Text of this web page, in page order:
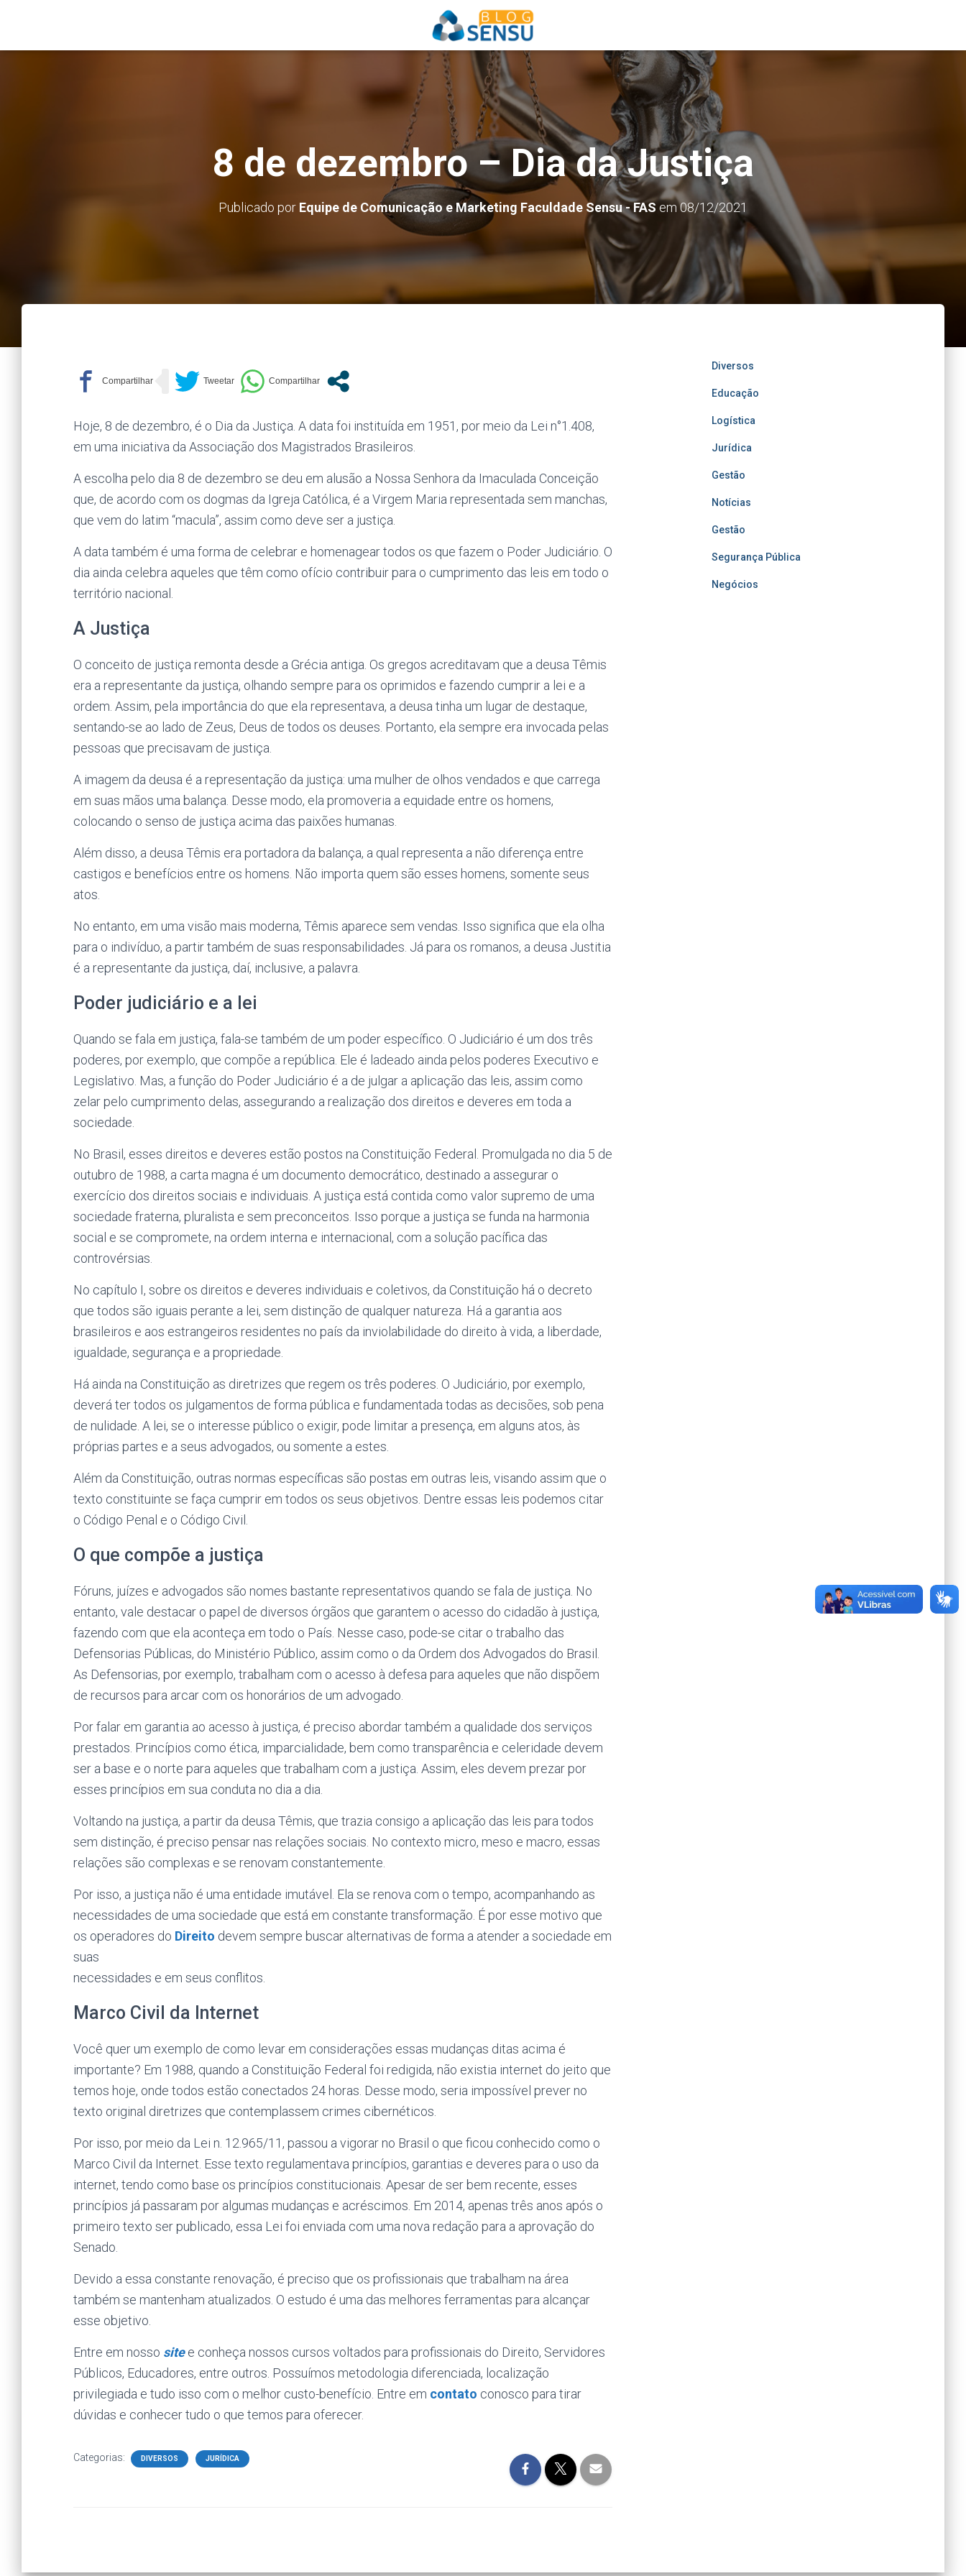
8 de dezembro – Dia da Justiça
Publicado por Equipe de Comunicação e Marketing Faculdade Sensu - FAS em08/12/2021
Hoje, 8 de dezembro, é o Dia da Justiça. A data foi instituída em 1951, por meio da Lei n°1.408,
em uma iniciativa da Associação dos Magistrados Brasileiros.
A escolha pelo dia 8 de dezembro se deu em alusão a Nossa Senhora da Imaculada Conceição
que, de acordo com os dogmas da Igreja Católica, é a Virgem Maria representada sem manchas,
que vem do latim “macula”, assim como deve ser a justiça.
A data também é uma forma de celebrar e homenagear todos os que fazem o Poder Judiciário. O
dia ainda celebra aqueles que têm como ofício contribuir para o cumprimento das leis em todo o
território nacional.
A Justiça
O conceito de justiça remonta desde a Grécia antiga. Os gregos acreditavam que a deusa Têmis
era a representante da justiça, olhando sempre para os oprimidos e fazendo cumprir a lei e a
ordem. Assim, pela importância do que ela representava, a deusa tinha um lugar de destaque,
sentando-se ao lado de Zeus, Deus de todos os deuses. Portanto, ela sempre era invocada pelas
pessoas que precisavam de justiça.
A imagem da deusa é a representação da justiça: uma mulher de olhos vendados e que carrega
em suas mãos uma balança. Desse modo, ela promoveria a equidade entre os homens,
colocando o senso de justiça acima das paixões humanas.
Além disso, a deusa Têmis era portadora da balança, a qual representa a não diferença entre
castigos e benefícios entre os homens. Não importa quem são esses homens, somente seus
atos.
No entanto, em uma visão mais moderna, Têmis aparece sem vendas. Isso significa que ela olha
para o indivíduo, a partir também de suas responsabilidades. Já para os romanos, a deusa Justitia
é a representante da justiça, daí, inclusive, a palavra.
Poder judiciário e a lei
Quando se fala em justiça, fala-se também de um poder específico. O Judiciário é um dos três
poderes, por exemplo, que compõe a república. Ele é ladeado ainda pelos poderes Executivo e
Legislativo. Mas, a função do Poder Judiciário é a de julgar a aplicação das leis, assim como
zelar pelo cumprimento delas, assegurando a realização dos direitos e deveres em toda a
sociedade.
No Brasil, esses direitos e deveres estão postos na Constituição Federal. Promulgada no dia 5 de
outubro de 1988, a carta magna é um documento democrático, destinado a assegurar o
exercício dos direitos sociais e individuais. A justiça está contida como valor supremo de uma
sociedade fraterna, pluralista e sem preconceitos. Isso porque a justiça se funda na harmonia
social e se compromete, na ordem interna e internacional, com a solução pacífica das
controvérsias.
No capítulo I, sobre os direitos e deveres individuais e coletivos, da Constituição há o decreto
que todos são iguais perante a lei, sem distinção de qualquer natureza. Há a garantia aos
brasileiros e aos estrangeiros residentes no país da inviolabilidade do direito à vida, a liberdade,
igualdade, segurança e a propriedade.
Há ainda na Constituição as diretrizes que regem os três poderes. O Judiciário, por exemplo,
deverá ter todos os julgamentos de forma pública e fundamentada todas as decisões, sob pena
de nulidade. A lei, se o interesse público o exigir, pode limitar a presença, em alguns atos, às
próprias partes e a seus advogados, ou somente a estes.
Além da Constituição, outras normas específicas são postas em outras leis, visando assim que o
texto constituinte se faça cumprir em todos os seus objetivos. Dentre essas leis podemos citar
o Código Penal e o Código Civil.
O que compõe a justiça
Fóruns, juízes e advogados são nomes bastante representativos quando se fala de justiça. No
entanto, vale destacar o papel de diversos órgãos que garantem o acesso do cidadão à justiça,
fazendo com que ela aconteça em todo o País. Nesse caso, pode-se citar o trabalho das
Defensorias Públicas, do Ministério Público, assim como o da Ordem dos Advogados do Brasil.
As Defensorias, por exemplo, trabalham com o acesso à defesa para aqueles que não dispõem
de recursos para arcar com os honorários de um advogado.
Por falar em garantia ao acesso à justiça, é preciso abordar também a qualidade dos serviços
prestados. Princípios como ética, imparcialidade, bem como transparência e celeridade devem
ser a base e o norte para aqueles que trabalham com a justiça. Assim, eles devem prezar por
esses princípios em sua conduta no dia a dia.
Voltando na justiça, a partir da deusa Têmis, que trazia consigo a aplicação das leis para todos
sem distinção, é preciso pensar nas relações sociais. No contexto micro, meso e macro, essas
relações são complexas e se renovam constantemente.
Por isso, a justiça não é uma entidade imutável. Ela se renova com o tempo, acompanhando as
necessidades de uma sociedade que está em constante transformação. É por esse motivo que
os operadores do Direito devem sempre buscar alternativas de forma a atender a sociedade em
suas
necessidades e em seus conflitos.
Marco Civil da Internet
Você quer um exemplo de como levar em considerações essas mudanças ditas acima é
importante? Em 1988, quando a Constituição Federal foi redigida, não existia internet do jeito que
temos hoje, onde todos estão conectados 24 horas. Desse modo, seria impossível prever no
texto original diretrizes que contemplassem crimes cibernéticos.
Por isso, por meio da Lei n. 12.965/11, passou a vigorar no Brasil o que ficou conhecido como o
Marco Civil da Internet. Esse texto regulamentava princípios, garantias e deveres para o uso da
internet, tendo como base os princípios constitucionais. Apesar de ser bem recente, esses
princípios já passaram por algumas mudanças e acréscimos. Em 2014, apenas três anos após o
primeiro texto ser publicado, essa Lei foi enviada com uma nova redação para a aprovação do
Senado.
Devido a essa constante renovação, é preciso que os profissionais que trabalham na área
também se mantenham atualizados. O estudo é uma das melhores ferramentas para alcançar
esse objetivo.
Entre em nosso sitee conheça nossos cursos voltados para profissionais do Direito, Servidores
Públicos, Educadores, entre outros. Possuímos metodologia diferenciada, localização
privilegiada e tudo isso com o melhor custo-benefício. Entre em contato conosco para tirar
dúvidas e conhecer tudo o que temos para oferecer.
Categorias: DIVERSOS JURÍDICA
Diversos
Educação
Logística
Jurídica
Gestão
Notícias
Gestão
Segurança Pública
Negócios